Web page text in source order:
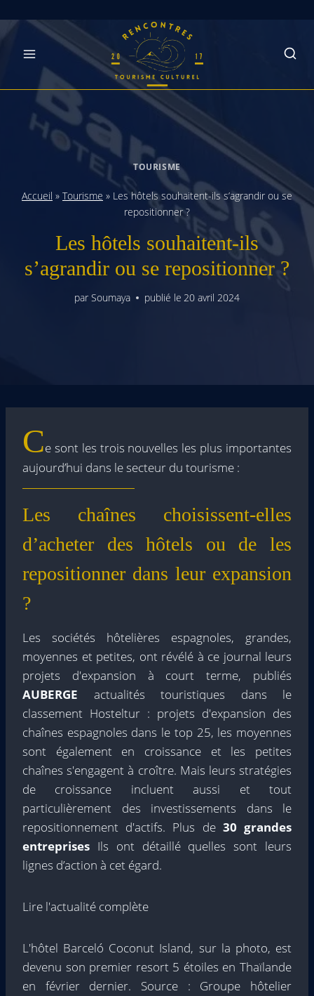
Skip
TOURISME
Accueil » Tourisme » Les hôtels souhaitent-ils s’agrandir ou se
repositionner ?
Les hôtels souhaitent-ils
s’agrandir ou se repositionner ?
par Soumaya publié le 20 avril 2024
Ce sont les trois nouvelles les plus importantes
aujourd’hui dans le secteur du tourisme :
Les chaînes choisissent-elles
d’acheter des hôtels ou de les
repositionner dans leur expansion
?
Les sociétés hôtelières espagnoles, grandes,
moyennes et petites, ont révélé à ce journal leurs
projets d'expansion à court terme, publiés
AUBERGE actualités touristiques dans le
classement Hosteltur : projets d'expansion des
chaînes espagnoles dans le top 25, les moyennes
sont également en croissance et les petites
chaînes s'engagent à croître. Mais leurs stratégies
de croissance incluent aussi et tout
particulièrement des investissements dans le
repositionnement d'actifs. Plus de 30 grandes
entreprises Ils ont détaillé quelles sont leurs
lignes d’action à cet égard.
Lire l'actualité complète
L'hôtel Barceló Coconut Island, sur la photo, est
devenu son premier resort 5 étoiles en Thaïlande
en février dernier. Source : Groupe hôtelier